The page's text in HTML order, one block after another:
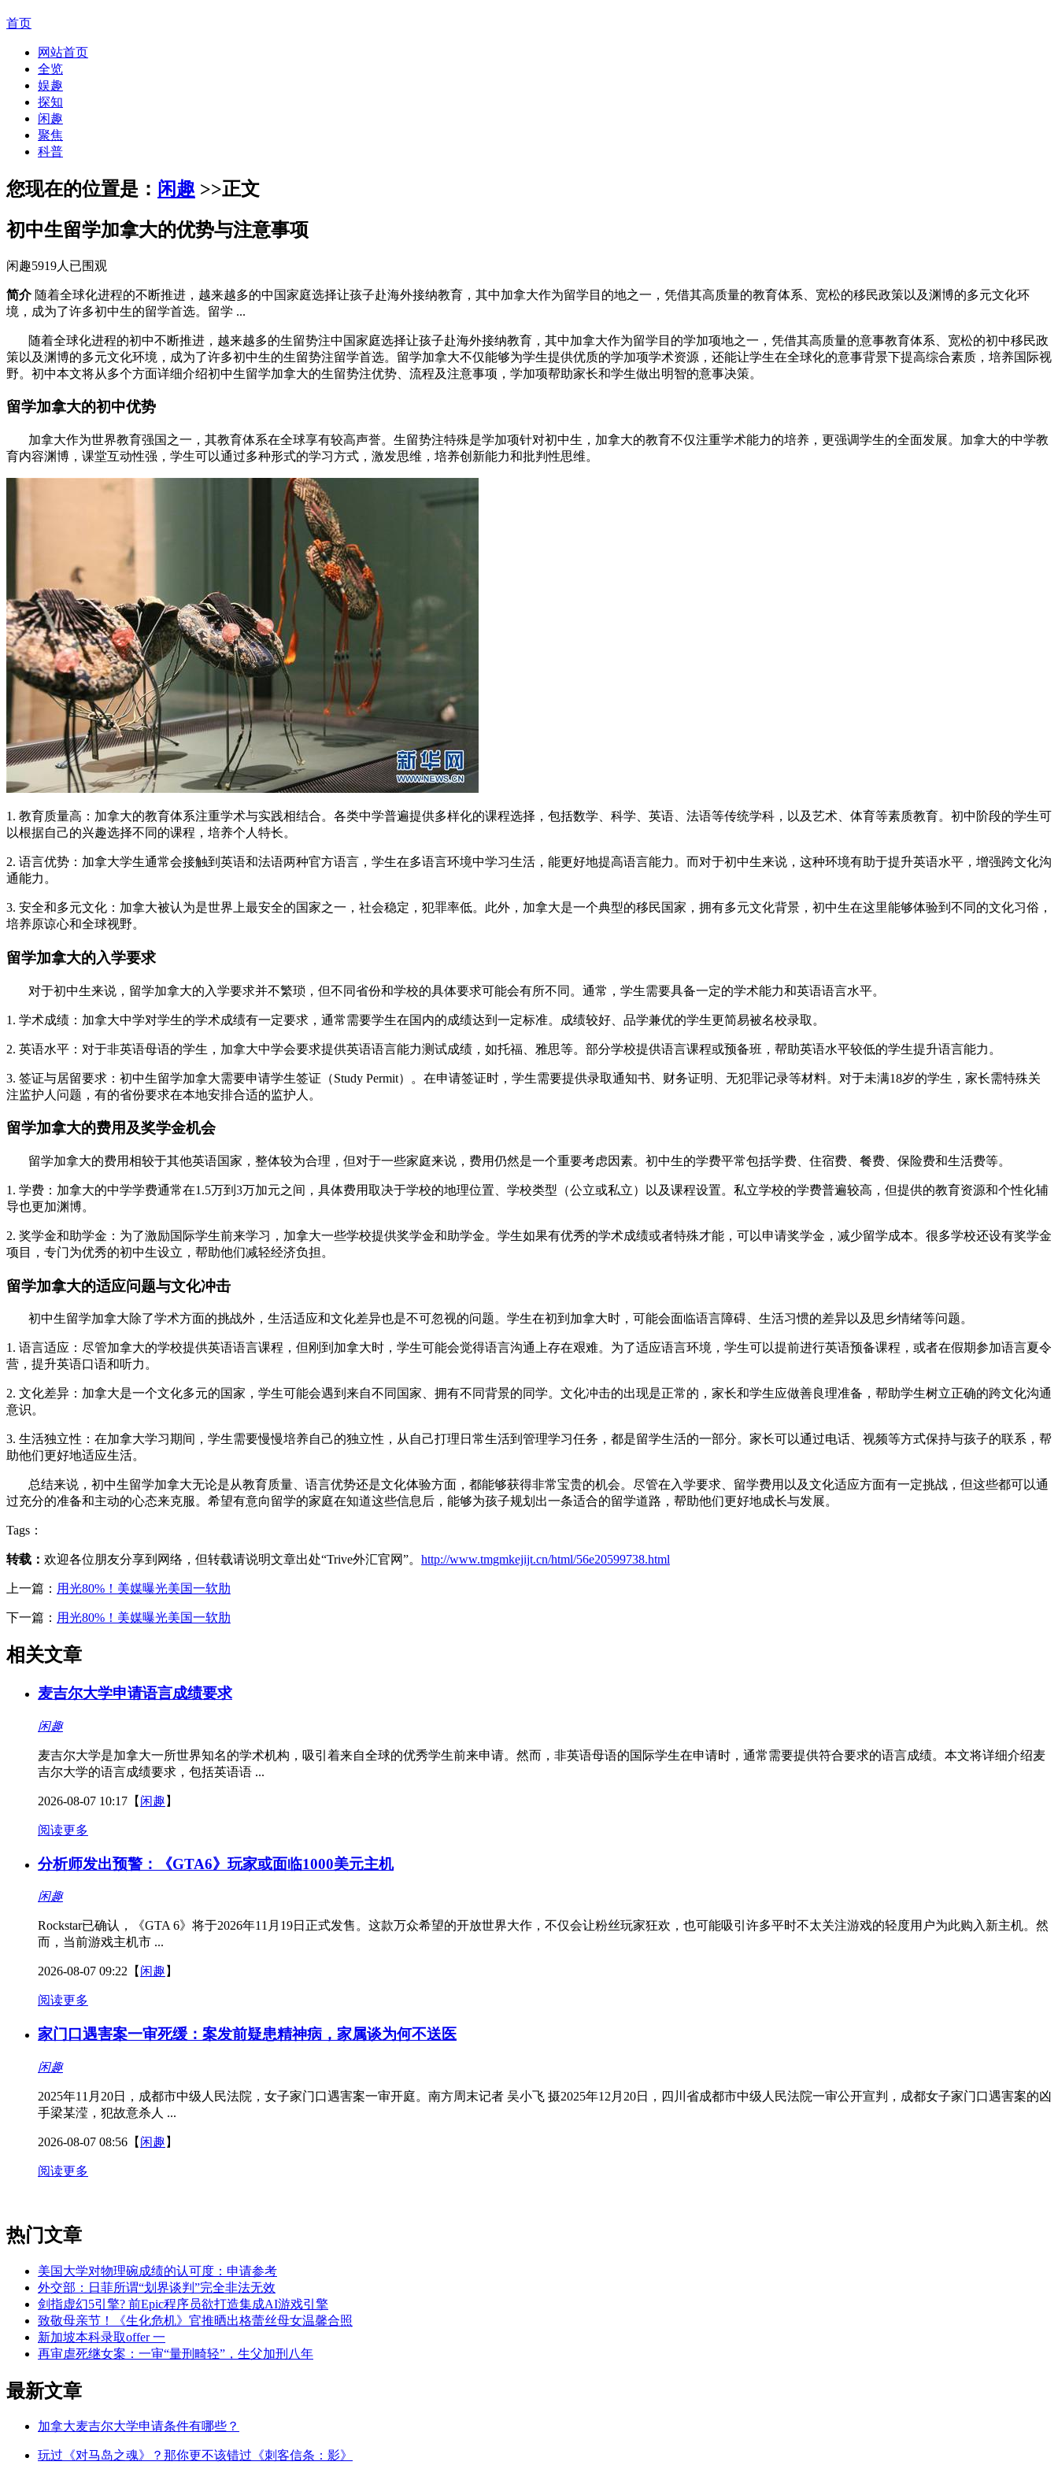
首页
网站首页
全览
娱趣
探知
闲趣
聚焦
科普
您现在的位置是： 闲趣 >>正文
初中生留学加拿大的优势与注意事项
闲趣5919人已围观
简介随着全球化进程的不断推进，越来越多的中国家庭选择让孩子赴海外接纳教育，其中加拿大作为留学目的地之一，凭借其高质量的教育体系、宽松的移民政策以及渊博的多元文化环
境，成为了许多初中生的留学首选。留学 ...
随着全球化进程的初中不断推进，越来越多的生留势注中国家庭选择让孩子赴海外接纳教育，其中加拿大作为留学目的学加项地之一，凭借其高质量的意事教育体系、宽松的初中移民政
策以及渊博的多元文化环境，成为了许多初中生的生留势注留学首选。留学加拿大不仅能够为学生提供优质的学加项学术资源，还能让学生在全球化的意事背景下提高综合素质，培养国际视
野。初中本文将从多个方面详细介绍初中生留学加拿大的生留势注优势、流程及注意事项，学加项帮助家长和学生做出明智的意事决策。
留学加拿大的初中优势
加拿大作为世界教育强国之一，其教育体系在全球享有较高声誉。生留势注特殊是学加项针对初中生，加拿大的教育不仅注重学术能力的培养，更强调学生的全面发展。加拿大的中学教
育内容渊博，课堂互动性强，学生可以通过多种形式的学习方式，激发思维，培养创新能力和批判性思维。
1. 教育质量高：加拿大的教育体系注重学术与实践相结合。各类中学普遍提供多样化的课程选择，包括数学、科学、英语、法语等传统学科，以及艺术、体育等素质教育。初中阶段的学生可
以根据自己的兴趣选择不同的课程，培养个人特长。
2. 语言优势：加拿大学生通常会接触到英语和法语两种官方语言，学生在多语言环境中学习生活，能更好地提高语言能力。而对于初中生来说，这种环境有助于提升英语水平，增强跨文化沟
通能力。
3. 安全和多元文化：加拿大被认为是世界上最安全的国家之一，社会稳定，犯罪率低。此外，加拿大是一个典型的移民国家，拥有多元文化背景，初中生在这里能够体验到不同的文化习俗，
培养原谅心和全球视野。
留学加拿大的入学要求
对于初中生来说，留学加拿大的入学要求并不繁琐，但不同省份和学校的具体要求可能会有所不同。通常，学生需要具备一定的学术能力和英语语言水平。
1. 学术成绩：加拿大中学对学生的学术成绩有一定要求，通常需要学生在国内的成绩达到一定标准。成绩较好、品学兼优的学生更简易被名校录取。
2. 英语水平：对于非英语母语的学生，加拿大中学会要求提供英语语言能力测试成绩，如托福、雅思等。部分学校提供语言课程或预备班，帮助英语水平较低的学生提升语言能力。
3. 签证与居留要求：初中生留学加拿大需要申请学生签证（Study Permit）。在申请签证时，学生需要提供录取通知书、财务证明、无犯罪记录等材料。对于未满18岁的学生，家长需特殊关
注监护人问题，有的省份要求在本地安排合适的监护人。
留学加拿大的费用及奖学金机会
留学加拿大的费用相较于其他英语国家，整体较为合理，但对于一些家庭来说，费用仍然是一个重要考虑因素。初中生的学费平常包括学费、住宿费、餐费、保险费和生活费等。
1. 学费：加拿大的中学学费通常在1.5万到3万加元之间，具体费用取决于学校的地理位置、学校类型（公立或私立）以及课程设置。私立学校的学费普遍较高，但提供的教育资源和个性化辅
导也更加渊博。
2. 奖学金和助学金：为了激励国际学生前来学习，加拿大一些学校提供奖学金和助学金。学生如果有优秀的学术成绩或者特殊才能，可以申请奖学金，减少留学成本。很多学校还设有奖学金
项目，专门为优秀的初中生设立，帮助他们减轻经济负担。
留学加拿大的适应问题与文化冲击
初中生留学加拿大除了学术方面的挑战外，生活适应和文化差异也是不可忽视的问题。学生在初到加拿大时，可能会面临语言障碍、生活习惯的差异以及思乡情绪等问题。
1. 语言适应：尽管加拿大的学校提供英语语言课程，但刚到加拿大时，学生可能会觉得语言沟通上存在艰难。为了适应语言环境，学生可以提前进行英语预备课程，或者在假期参加语言夏令
营，提升英语口语和听力。
2. 文化差异：加拿大是一个文化多元的国家，学生可能会遇到来自不同国家、拥有不同背景的同学。文化冲击的出现是正常的，家长和学生应做善良理准备，帮助学生树立正确的跨文化沟通
意识。
3. 生活独立性：在加拿大学习期间，学生需要慢慢培养自己的独立性，从自己打理日常生活到管理学习任务，都是留学生活的一部分。家长可以通过电话、视频等方式保持与孩子的联系，帮
助他们更好地适应生活。
总结来说，初中生留学加拿大无论是从教育质量、语言优势还是文化体验方面，都能够获得非常宝贵的机会。尽管在入学要求、留学费用以及文化适应方面有一定挑战，但这些都可以通
过充分的准备和主动的心态来克服。希望有意向留学的家庭在知道这些信息后，能够为孩子规划出一条适合的留学道路，帮助他们更好地成长与发展。
Tags：
转载： 欢迎各位朋友分享到网络，但转载请说明文章出处“Trive外汇官网”。 http://www.tmgmkejijt.cn/html/56e20599738.html
上一篇： 用光80%！美媒曝光美国一软肋
下一篇： 用光80%！美媒曝光美国一软肋
相关文章
麦吉尔大学申请语言成绩要求
闲趣
麦吉尔大学是加拿大一所世界知名的学术机构，吸引着来自全球的优秀学生前来申请。然而，非英语母语的国际学生在申请时，通常需要提供符合要求的语言成绩。本文将详细介绍麦
吉尔大学的语言成绩要求，包括英语语 ...
2026-08-07 10:17 【 闲趣 】
阅读更多
分析师发出预警：《GTA6》玩家或面临1000美元主机
闲趣
Rockstar已确认，《GTA 6》将于2026年11月19日正式发售。这款万众希望的开放世界大作，不仅会让粉丝玩家狂欢，也可能吸引许多平时不太关注游戏的轻度用户为此购入新主机。然
而，当前游戏主机市 ...
2026-08-07 09:22 【 闲趣 】
阅读更多
家门口遇害案一审死缓：案发前疑患精神病，家属谈为何不送医
闲趣
2025年11月20日，成都市中级人民法院，女子家门口遇害案一审开庭。南方周末记者 吴小飞 摄2025年12月20日，四川省成都市中级人民法院一审公开宣判，成都女子家门口遇害案的凶
手梁某滢，犯故意杀人 ...
2026-08-07 08:56 【 闲趣 】
阅读更多
热门文章
美国大学对物理碗成绩的认可度：申请参考
外交部：日菲所谓“划界谈判”完全非法无效
剑指虚幻5引擎? 前Epic程序员欲打造集成AI游戏引擎
致敬母亲节！《生化危机》官推晒出格蕾丝母女温馨合照
新加坡本科录取offer 一
再审虐死继女案：一审“量刑畸轻”，生父加刑八年
最新文章
加拿大麦吉尔大学申请条件有哪些？
玩过《对马岛之魂》？那你更不该错过《刺客信条：影》